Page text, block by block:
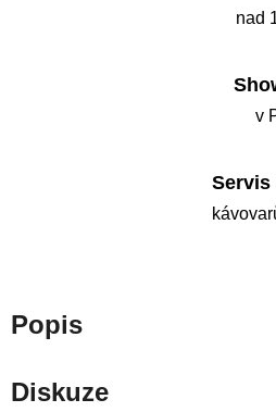
nad
v
Servis
Popis
Diskuze